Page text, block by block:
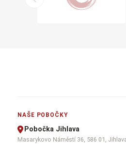
NAŠE POBOČKY
Pobočka Jihlava
Masarykovo Náměstí 36, 586 01,